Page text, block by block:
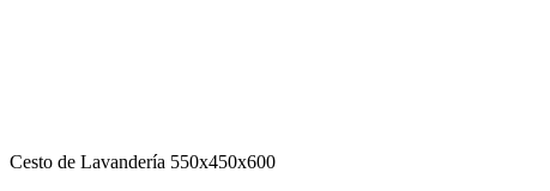
Cesto de Lavandería 550x450x600